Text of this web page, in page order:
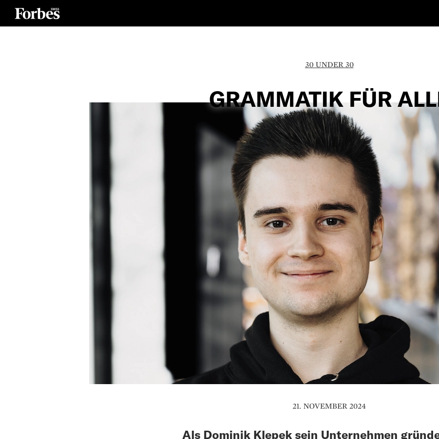
30 UNDER 30
GRAMMATIK FÜR
21. NOVEMBER 2024
Als Dominik Klepek sein Unternehmen